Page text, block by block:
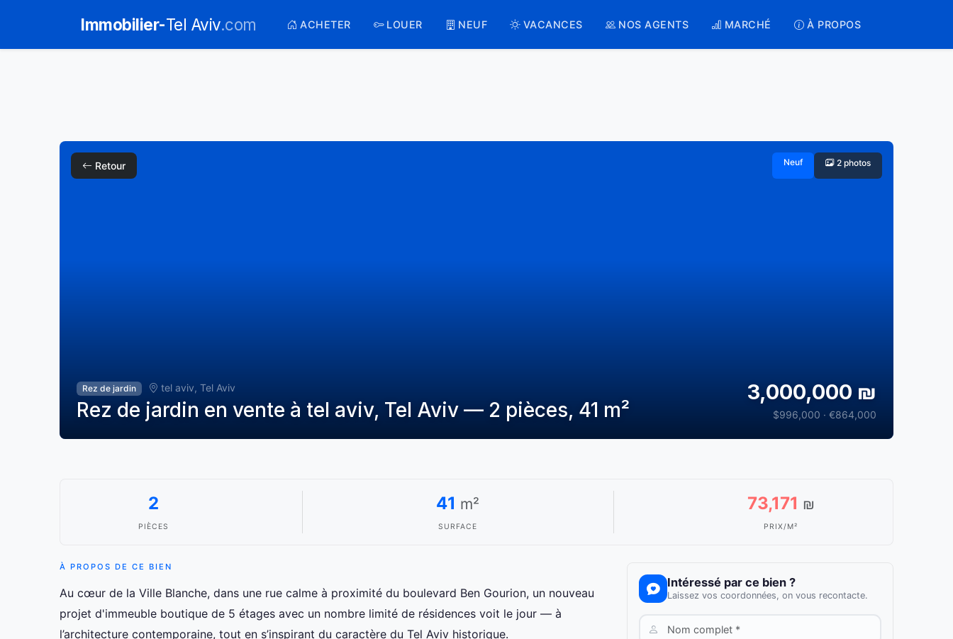
Immobilier-Tel Aviv.com ACHETER LOUER NEUF VACANCES NOS AGENTS MARCHÉ À PROPOS
Retour Neuf 2 photos
Rez de jardin tel aviv, Tel Aviv
Rez de jardin en vente à tel aviv, Tel Aviv — 2 pièces, 41 m²
3,000,000 ₪
$996,000 · €864,000
2
PIÈCES
41 m²
SURFACE
73,171 ₪
PRIX/M²
À PROPOS DE CE BIEN
Au cœur de la Ville Blanche, dans une rue calme à proximité du boulevard Ben Gourion, un nouveau
projet d'immeuble boutique de 5 étages avec un nombre limité de résidences voit le jour — à
l’architecture contemporaine, tout en s’inspirant du caractère du Tel Aviv historique.
Intéressé par ce bien ?
Laissez vos coordonnées, on vous recontacte.